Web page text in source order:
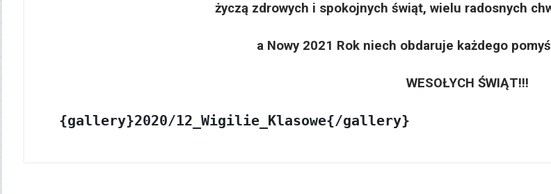
życzą zdrowych i spokojnych świąt, wielu radosnych
a Nowy 2021 Rok niech obdaruje każdego
WESOŁYCH ŚWIĄT!!!
{gallery}2020/12_Wigilie_Klasowe{/gallery}